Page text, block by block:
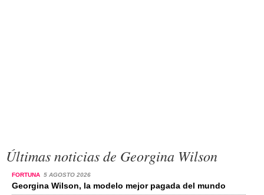
Últimas noticias de Georgina Wilson
FORTUNA 5 AGOSTO 2026
Georgina Wilson, la modelo mejor pagada del mundo